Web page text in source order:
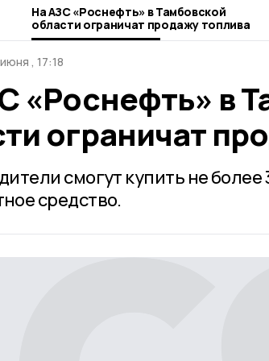
На АЗС «Роснефть» в Тамбовской
области ограничат продажу топлива
, 17:18
«Роснефть» в
ограничат
смогут купить не
средство.